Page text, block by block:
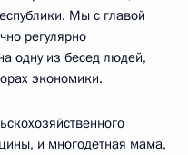
Мы с главой
регулярно
одну из бесед людей,
экономики.
и многодетная мама,